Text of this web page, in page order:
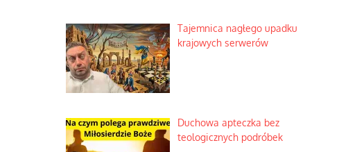
Tajemnica nagłego upadku
krajowych serwerów
Duchowa apteczka bez
teologicznych podróbek